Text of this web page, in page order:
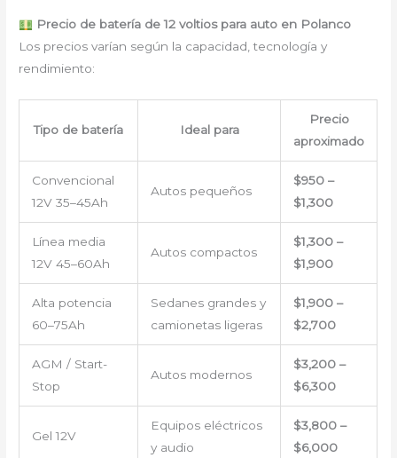
Precio de batería de 12 voltios para auto en Polanco
Los precios varían según la capacidad, tecnología y
rendimiento:
Tipo de batería Ideal para
Precio
aproximado
Convencional
12V 35–45Ah
Autos pequeños
$950 –
$1,300
Línea media
12V 45–60Ah
Autos compactos
$1,300 –
$1,900
Alta potencia
60–75Ah
Sedanes grandes y
camionetas ligeras
$1,900 –
$2,700
AGM / Start-
Stop
Autos modernos
$3,200 –
$6,300
Gel 12V
Equipos eléctricos
y audio
$3,800 –
$6,000